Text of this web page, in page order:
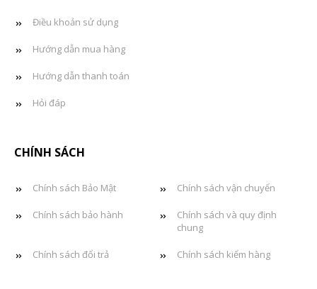
Điều khoản sử dụng
Hướng dẫn mua hàng
Hướng dẫn thanh toán
Hỏi đáp
CHÍNH SÁCH
Chính sách Bảo Mật Chính sách vận chuyển
Chính sách bảo hành
Chính sách và quy định
chung
Chính sách đổi trả Chính sách kiểm hàng